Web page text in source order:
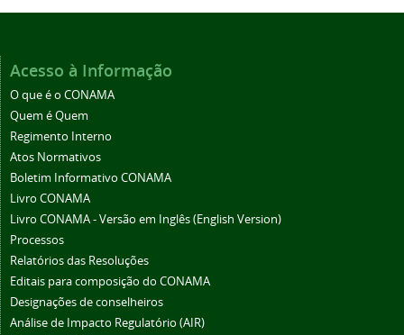
Acesso à Informação
O que é o CONAMA
Quem é Quem
Regimento Interno
Atos Normativos
Boletim Informativo CONAMA
Livro CONAMA
Livro CONAMA - Versão em Inglês (English Version)
Processos
Relatórios das Resoluções
Editais para composição do CONAMA
Designações de conselheiros
Análise de Impacto Regulatório (AIR)